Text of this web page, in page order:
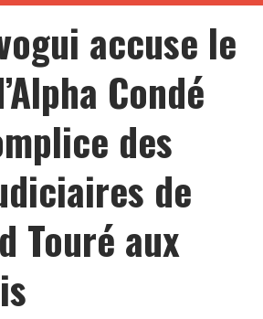
accuse le
Condé
des
de
Touré aux